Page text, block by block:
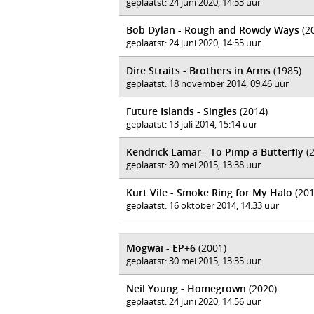
Bob Dylan - Rough and Rowdy Ways
geplaatst: 24 juni 2020, 14:55 uur
Dire Straits - Brothers in Arms (1985)
geplaatst: 18 november 2014, 09:46 uur
Future Islands - Singles (2014)
geplaatst: 13 juli 2014, 15:14 uur
Kendrick Lamar - To Pimp a Butterfly
geplaatst: 30 mei 2015, 13:38 uur
Kurt Vile - Smoke Ring for My Halo
geplaatst: 16 oktober 2014, 14:33 uur
Mogwai - EP+6 (2001)
geplaatst: 30 mei 2015, 13:35 uur
Neil Young - Homegrown (2020)
geplaatst: 24 juni 2020, 14:56 uur